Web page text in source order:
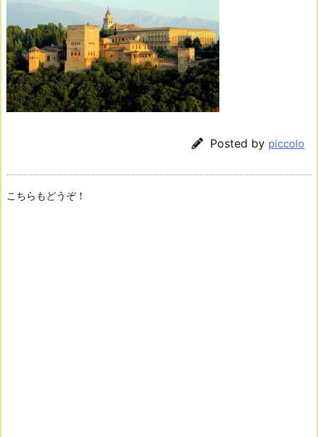
Posted by piccolo
こちらもどうぞ！